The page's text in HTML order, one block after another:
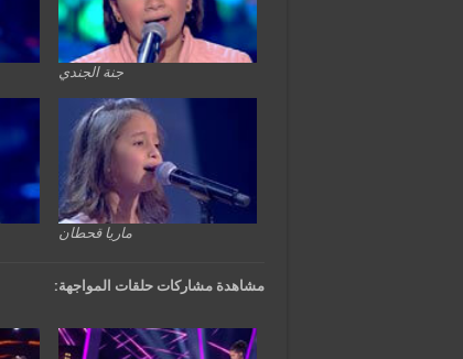
جنة الجندي
ماريا قحطان
مشاهدة مشاركات حلقات المواجهة: